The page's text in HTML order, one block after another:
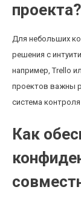
проекта?
Для небольших
решения с
например, Trello
проектов важны
система контроля
Как